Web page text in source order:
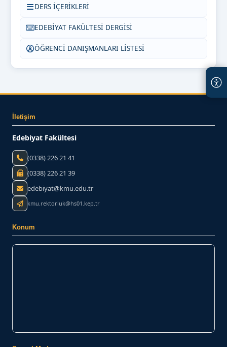
DERS İÇERİKLERİ
EDEBİYAT FAKÜLTESİ DERGİSİ
ÖĞRENCİ DANIŞMANLARI LİSTESİ
İletişim
Edebiyat Fakültesi
(0338) 226 21 41
(0338) 226 21 39
edebiyat@kmu.edu.tr
kmu.rektorluk@hs01.kep.tr
Konum